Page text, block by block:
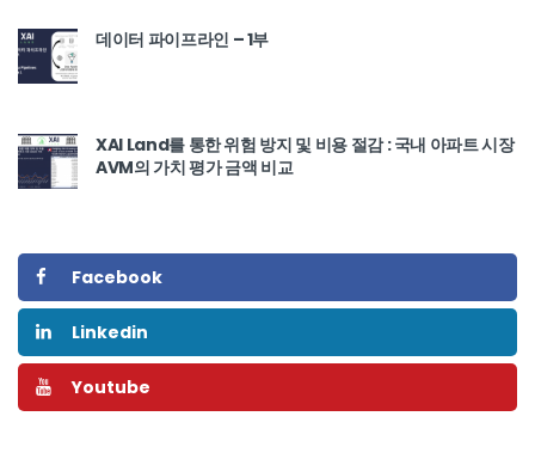
데이터 파이프라인 – 1부
XAI Land를 통한 위험 방지 및 비용 절감 : 국내 아파트 시장
AVM의 가치 평가 금액 비교
Facebook
Linkedin
Youtube